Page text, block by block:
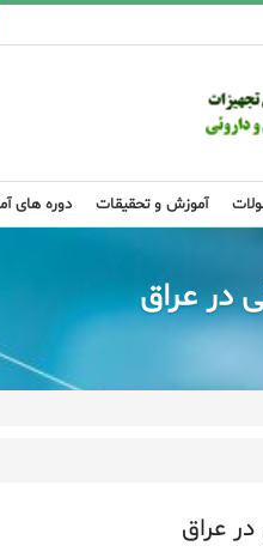
آموزش و تحقیقات دوره های
در عراق
عراق